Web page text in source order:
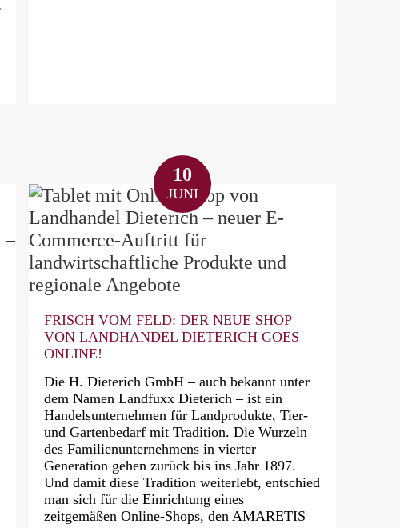
10
JUNI
FRISCH VOM FELD: DER NEUE SHOP
VON LANDHANDEL DIETERICH GOES
ONLINE!
Die H. Dieterich GmbH – auch bekannt unter
dem Namen Landfuxx Dieterich – ist ein
Handelsunternehmen für Landprodukte, Tier-
und Gartenbedarf mit Tradition. Die Wurzeln
des Familienunternehmens in vierter
Generation gehen zurück bis ins Jahr 1897.
Und damit diese Tradition weiterlebt, entschied
man sich für die Einrichtung eines
zeitgemäßen Online-Shops, den AMARETIS